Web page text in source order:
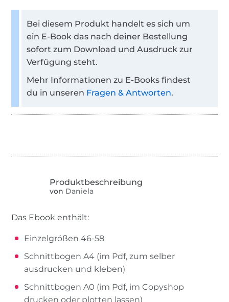
Bei diesem Produkt handelt es sich um
ein E-Book das nach deiner Bestellung
sofort zum Download und Ausdruck zur
Verfügung steht.
Mehr Informationen zu E-Books findest
du in unseren Fragen & Antworten.
von Daniela
Das Ebook enthält:
Einzelgrößen 46-58
Schnittbogen A4 (im Pdf, zum selber
ausdrucken und kleben)
Schnittbogen A0 (im Pdf, im Copyshop
drucken oder plotten lassen)